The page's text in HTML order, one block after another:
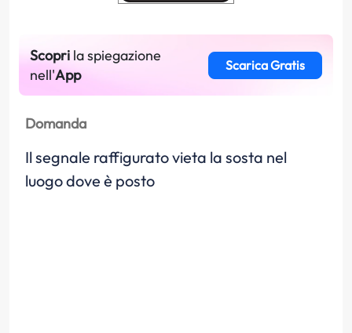
Scopri la spiegazione
nell'App
Scarica Gratis
Domanda
Il segnale raffigurato vieta la sosta nel
luogo dove è posto